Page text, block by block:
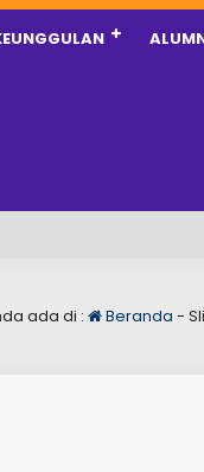
ada di : Beranda -